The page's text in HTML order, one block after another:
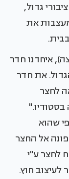
גדול,
את
איחדנו חדר
את חדר
לחצר
שהוא
אל החצר
לחצר ע"י
חוץ.